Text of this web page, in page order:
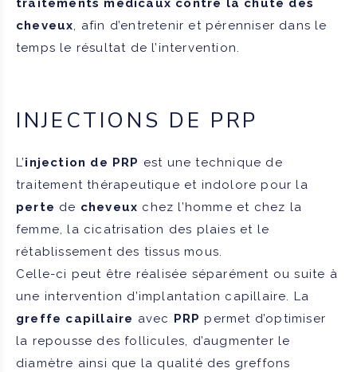
traitements médicaux contre la chute des
cheveux, afin d’entretenir et pérenniser dans le
temps le résultat de l’intervention.
INJECTIONS DE PRP
L’injection de PRP est une technique de
traitement thérapeutique et indolore pour la
perte de cheveux chez l’homme et chez la
femme, la cicatrisation des plaies et le
rétablissement des tissus mous.
Celle-ci peut être réalisée séparément ou suite à
une intervention d’implantation capillaire. La
greffe capillaire avec PRP permet d’optimiser
la repousse des follicules, d’augmenter le
diamètre ainsi que la qualité des greffons